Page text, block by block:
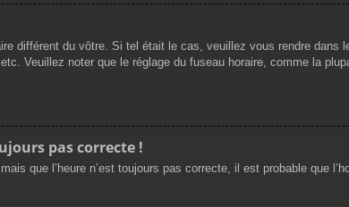
différent du vôtre. Si tel était le cas, veuillez vous rendre
Veuillez noter que le réglage du fuseau horaire, comme la
pas correcte !
que l’heure n’est toujours pas correcte, il est probable que